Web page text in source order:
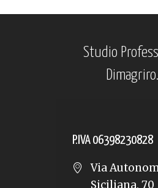
Studio
P.IVA 06398230828
Via
Siciliana, 70